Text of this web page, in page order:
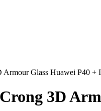
Armour Glass Huawei P40 +
3D